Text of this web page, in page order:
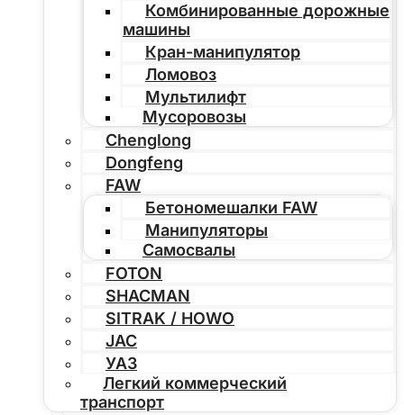
Комбинированные дорожные
машины
Кран-манипулятор
Ломовоз
Мультилифт
Мусоровозы
Chenglong
Dongfeng
FAW
Бетономешалки FAW
Манипуляторы
Самосвалы
FOTON
SHACMAN
SITRAK / HOWO
JAC
УАЗ
Легкий коммерческий
транспорт